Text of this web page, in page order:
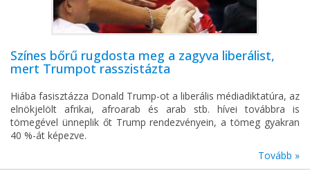
Színes bőrű rugdosta meg a zagyva liberálist,
mert Trumpot rasszistázta
Hiába fasisztázza Donald Trump-ot a liberális médiadiktatúra, az
elnökjelölt afrikai, afroarab és arab stb. hívei továbbra is
tömegével ünneplik őt Trump rendezvényein, a tömeg gyakran
40 %-át képezve.
Tovább »